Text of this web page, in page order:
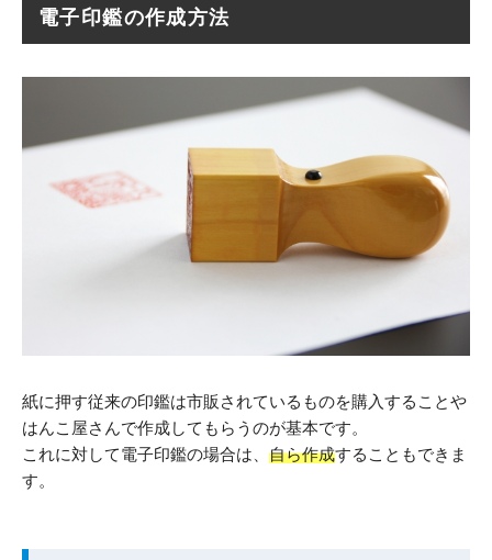
電子印鑑の作成方法
紙に押す従来の印鑑は市販されているものを購入することや
はんこ屋さんで作成してもらうのが基本です。
これに対して電子印鑑の場合は、 自ら作成することもできま
す。